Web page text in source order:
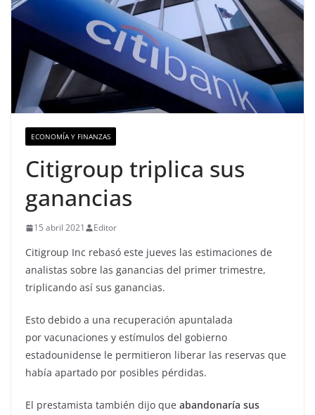
ECONOMÍA Y FINANZAS
Citigroup triplica sus
ganancias
15 abril 2021 Editor
Citigroup Inc rebasó este jueves las estimaciones de
analistas sobre las ganancias del primer trimestre,
triplicando así sus ganancias.
Esto debido a una recuperación apuntalada
por vacunaciones y estímulos del gobierno
estadounidense le permitieron liberar las reservas que
había apartado por posibles pérdidas.
El prestamista también dijo que abandonaría sus